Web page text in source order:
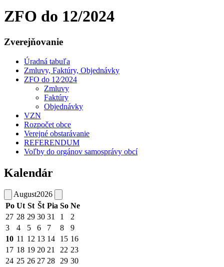
ZFO do 12/2024
Zverejňovanie
Úradná tabuľa
Zmluvy, Faktúry, Objednávky
ZFO do 12⁄2024
Zmluvy
Faktúry
Objednávky
VZN
Rozpočet obce
Verejné obstarávanie
REFERENDUM
Voľby do orgánov samosprávy obcí
Kalendár
August2026
Po Ut St Št Pia So Ne
27 28 29 30 31 1
2
3
4 5 6 7 8
9
10 11 12 13 14 15 16
17 18 19 20 21 22 23
24 25 26 27 28 29 30